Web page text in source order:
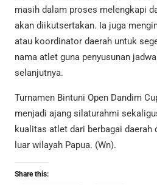
masih dalam proses melengkapi
akan diikutsertakan. Ia juga
atau koordinator daerah untuk
nama atlet guna penyusunan
selanjutnya.
Turnamen Bintuni Open Dandim
menjadi ajang silaturahmi
kualitas atlet dari berbagai daerah
luar wilayah Papua. (Wn).
Share this: